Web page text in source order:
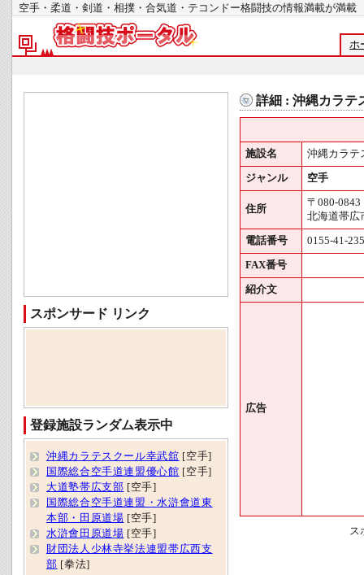
空手・柔道・剣道・相撲・合気道・テコンドー格闘技の情報満載が
ホ
詳細 : 沖縄カラテ
施設名 沖縄カラテ
ジャンル 空手
住所
〒080-0843
北海道帯広
電話番号 0155-41-
FAX番号
紹介文
広告
ス
スポンサード リンク
登録施設ランダム表示中
沖縄カラテスクール幸武舘 [空手]
国際総合空手道連盟優心館 [空手]
大道塾帯広支部 [空手]
国際総合空手道連盟・水滸會道東
本部・田原道場 [空手]
水滸會田原道場 [空手]
財団法人少林寺挙法連盟帯広西支
部 [拳法]